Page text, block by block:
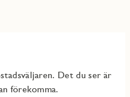
Det du ser är
förekomma.